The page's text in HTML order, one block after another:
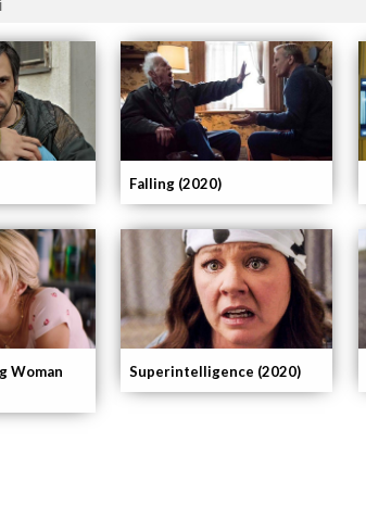
Superintelligence (2020)
Woman
Falling (2020)